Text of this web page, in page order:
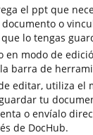
el ppt que
o
lo tengas
en modo de
barra de
editar, utiliza el
tu
o envíalo
de DocHub.